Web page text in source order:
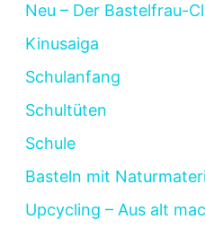
Neu – Der Bastelfrau-
Kinusaiga
Schulanfang
Schultüten
Schule
Basteln mit
Upcycling – Aus alt